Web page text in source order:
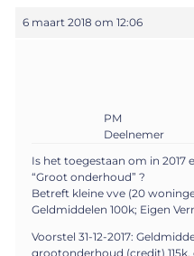
6 maart 2018 om 12:06
PM
Deelnemer
Is het toegestaan om in
“Groot onderhoud” ?
Betreft kleine vve (20
Geldmiddelen 100k; Eigen
Voorstel 31-12-2017:
grootonderhoud (credit)